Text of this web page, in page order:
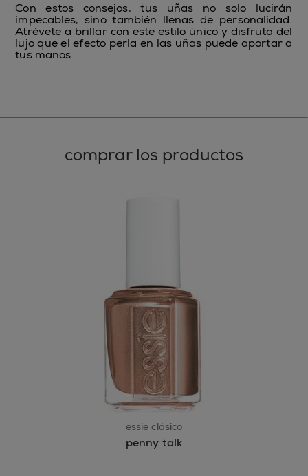
Con estos consejos, tus uñas no solo lucirán
impecables, sino también llenas de personalidad.
Atrévete a brillar con este estilo único y disfruta del
lujo que el efecto perla en las uñas puede aportar a
tus manos.
comprar los productos
essie clásico
penny talk